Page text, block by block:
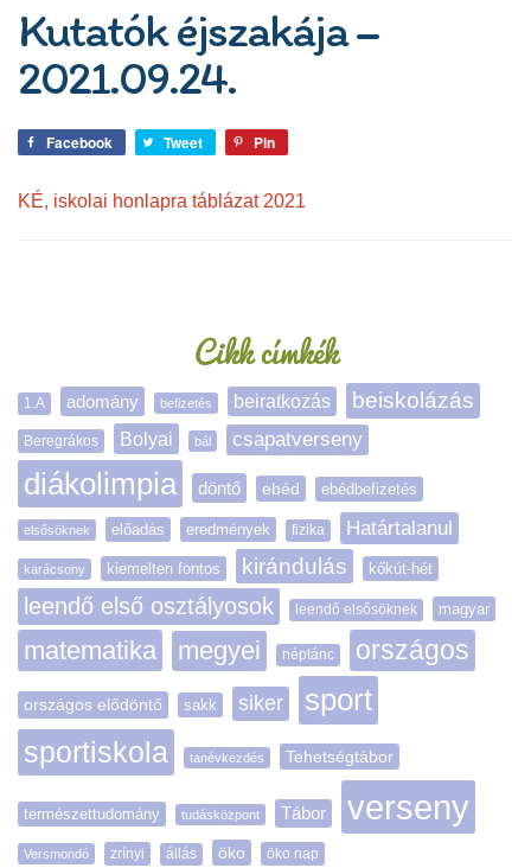
Kutatók éjszakája –
2021.09.24.
Facebook Tweet Pin
KÉ, iskolai honlapra táblázat 2021
Cikk címkék
1.A adomány befizetés beiratkozás beiskolázás
Beregrákos Bolyai bál csapatverseny
diákolimpia döntő ebéd ebédbefizetés
elsősöknek előadás eredmények fizika Határtalanul
karácsony kiemelten fontos kirándulás kőkút-hét
leendő első osztályosok leendő elsősöknek magyar
matematika megyei néptánc országos
országos elődöntő sakk siker sport
sportiskola tanévkezdés Tehetségtábor
természettudomány tudásközpont Tábor verseny
Versmondó zrínyi állás öko öko nap